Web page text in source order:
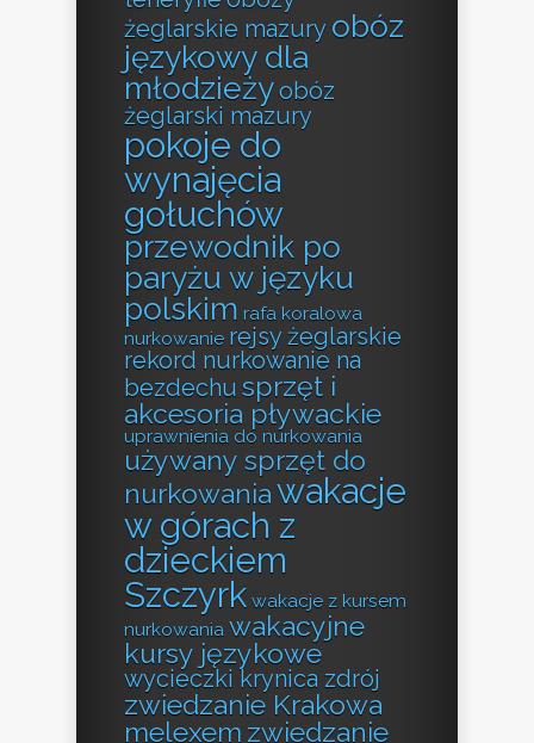
żeglarskie mazury obóz
językowy dla
młodzieżyobóz
żeglarski mazury
pokoje do
wynajęcia
gołuchów
przewodnik po
paryżu w języku
polskim rafa koralowa
nurkowanie rejsy żeglarskie
rekord nurkowanie na
bezdechu sprzęt i
akcesoria pływackie
uprawnienia do nurkowania
używany sprzęt do
nurkowaniawakacje
w górach z
dzieckiem
Szczyrk wakacje z kursem
nurkowania wakacyjne
kursy językowe
wycieczki krynica zdrój
zwiedzanie Krakowa
melexem zwiedzanie